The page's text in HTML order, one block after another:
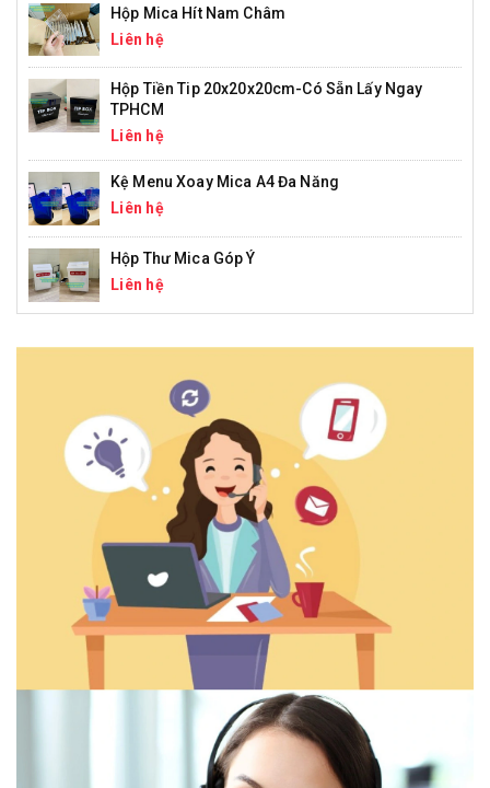
Hộp Mica Hít Nam Châm
Liên hệ
Hộp Tiền Tip 20x20x20cm-Có Sẵn Lấy Ngay
TPHCM
Liên hệ
Kệ Menu Xoay Mica A4 Đa Năng
Liên hệ
Hộp Thư Mica Góp Ý
Liên hệ